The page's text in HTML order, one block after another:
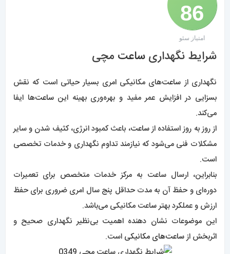
86
/ 100
امتیاز سئو
شرایط نگهداریساعت مچی
نگهداری از ساعت‌های مکانیکی امری بسیار حیاتی است که نقش
بسزایی در افزایش عمر مفید و بهره‌وری بهینه اینساعت‌ها ایفا
می‌کند.
از روز به روز استفاده ازساعت، باعث کمبود انرژی، کثیف شدن و سایر
مشکلات فنی می‌شود که نیازمند تداوم نگهداری و خدمات تخصصی
است.
بنابراین، ارسال ساعت به مرکز خدمات متخصص برای تعمیرات
دوره‌ای و حفظ آن به مدت حداقل پنج سال امری ضروری برای حفظ
ارزش و عملکرد بهترساعت مکانیکی می‌باشد.
این موضوعات نشان دهنده اهمیت بی‌نظیر نگهداری صحیح و
اثربخش ازساعت‌های مکانیکی است.